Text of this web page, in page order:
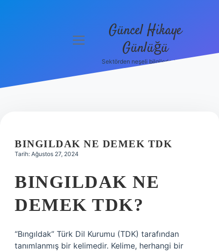
Hakkımızda
menüyü
Güncel Hikaye
Günlüğü
Sektörden neşeli bilgilerle tanış!
BINGILDAK NE DEMEK TDK
Tarih: Ağustos 27, 2024
BINGILDAK NE
DEMEK TDK?
“Bıngıldak” Türk Dil Kurumu (TDK) tarafından
tanımlanmış bir kelimedir. Kelime, herhangi bir